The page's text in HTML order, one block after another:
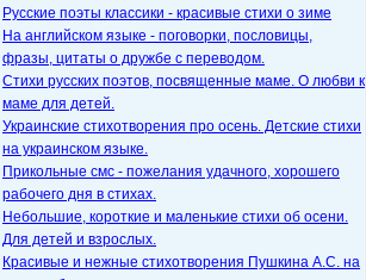
Русские поэты классики - красивые стихи о зиме
На английском языке - поговорки, пословицы,
фразы, цитаты о дружбе с переводом.
Стихи русских поэтов, посвященные маме. О любви к
маме для детей.
Украинские стихотворения про осень. Детские стихи
на украинском языке.
Прикольные смс - пожелания удачного, хорошего
рабочего дня в стихах.
Небольшие, короткие и маленькие стихи об осени.
Для детей и взрослых.
Красивые и нежные стихотворения Пушкина А.С. на